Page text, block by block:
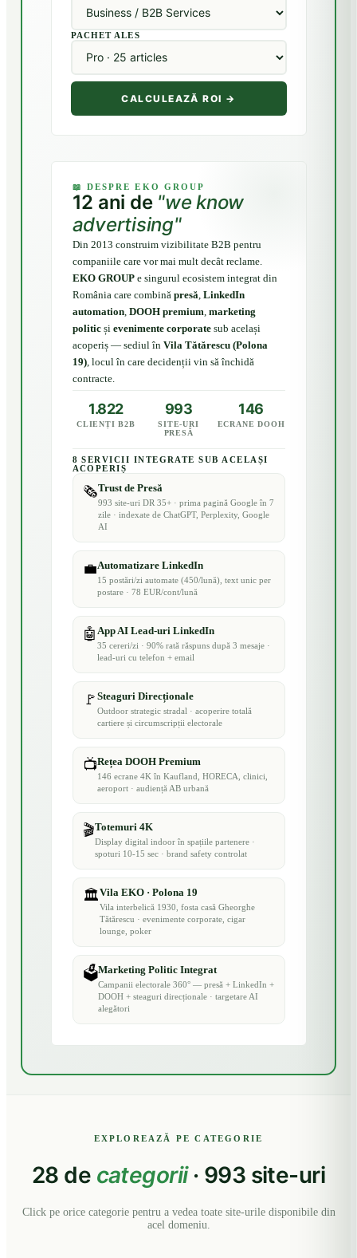
PACHET ALES
CALCULEAZĂ ROI →
📖 DESPRE EKO GROUP
12 ani de "we know
advertising"
Din 2013 construim vizibilitate B2B pentru
companiile care vor mai mult decât reclame.
EKO GROUPe singurul ecosistem integrat din
România care combină presă LinkedIn
automation, DOOH premium marketing
politicși evenimente corporatesub același
acoperiș — sediul în Vila Tătărescu (Polona
19), locul în care decidenții vin să închidă
contracte.
1.822
CLIENȚI B2B
993
SITE-URI
PRESĂ
146
ECRANE DOOH
8 SERVICII INTEGRATE SUB ACELAȘI
ACOPERIȘ
🗞️Trust de Presă
993 site-uri DR 35+ · prima pagină Google în 7
zile · indexate de ChatGPT, Perplexity, Google
AI
💼Automatizare LinkedIn
15 postări/zi automate (450/lună), text unic per
postare · 78 EUR/cont/lună
🤖 App AI Lead-uri LinkedIn
35 cereri/zi · 90% rată răspuns după 3 mesaje ·
lead-uri cu telefon + email
🚩 Steaguri Direcționale
Outdoor strategic stradal · acoperire totală
cartiere și circumscripții electorale
📺Rețea DOOH Premium
146 ecrane 4K în Kaufland, HORECA, clinici,
aeroport · audiență AB urbană
🎬Totemuri 4K
Display digital indoor în spațiile partenere ·
spoturi 10-15 sec · brand safety controlat
🏛️Vila EKO · Polona 19
Vila interbelică 1930, fosta casă Gheorghe
Tătărescu · evenimente corporate, cigar
lounge, poker
🗳️Marketing Politic Integrat
Campanii electorale 360° — presă + LinkedIn +
DOOH + steaguri direcționale · targetare AI
alegători
EXPLOREAZĂ PE CATEGORIE
28 de categorii· 993 site-uri
Click pe orice categorie pentru a vedea toate site-urile disponibile din
acel domeniu.